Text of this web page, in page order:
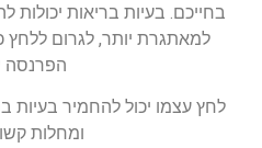
בחייכם. בעיות בריאות יכולות
למאתגרת יותר, לגרום ללחץ
הפרנסה
לחץ עצמו יכול להחמיר בעיות
ומחלות